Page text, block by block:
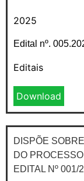
2025
Edital nº.
Editais
Download
DISPÕE
DO
EDITAL Nº 001/